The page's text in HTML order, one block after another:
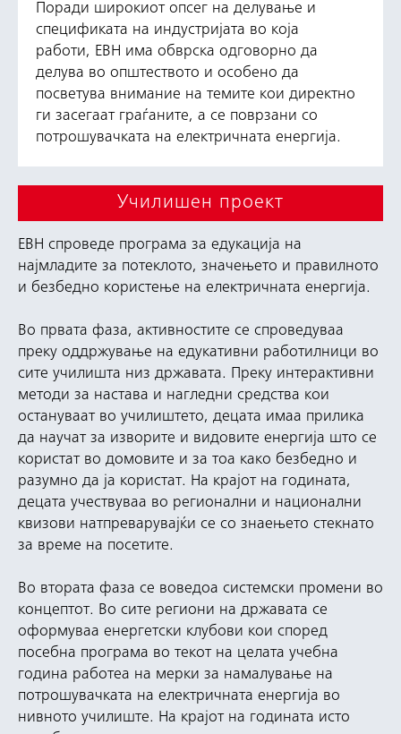
Поради широкиот опсег на делување и
спецификата на индустријата во која
работи, ЕВН има обврска одговорно да
делува во општеството и особено да
посветува внимание на темите кои директно
ги засегаат граѓаните, а се поврзани со
потрошувачката на електричната енергија.
Училишен проект
ЕВН спроведе програма за едукација на
најмладите за потеклото, значењето и правилното
и безбедно користење на електричната енергија.
Во првата фаза, активностите се спроведуваа
преку оддржување на едукативни работилници во
сите училишта низ државата. Преку интерактивни
методи за настава и нагледни средства кои
остануваат во училиштето, децата имаа прилика
да научат за изворите и видовите енергија што се
користат во домовите и за тоа како безбедно и
разумно да ја користат. На крајот на годината,
децата учествуваа во регионални и национални
квизови натпреварувајќи се со знаењето стекнато
за време на посетите.
Во втората фаза се воведоа системски промени во
концептот. Во сите региони на државата се
оформуваа енергетски клубови кои според
посебна програма во текот на целата учебна
година работеа на мерки за намалување на
потрошувачката на електричната енергија во
нивното училиште. На крајот на годината исто